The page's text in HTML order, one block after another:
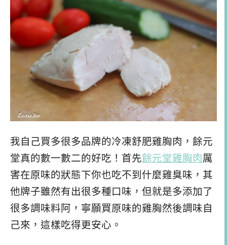
我自己買多很多品牌的冷凍舒肥雞胸肉，餘元
堂真的數一數二的好吃！首先餘元堂雞胸肉 厲
害在原味的狀態下你也吃不到什麼雞臭味，其
他牌子雖然有出很多種口味，但就是多添加了
很多調味料阿，寧願買原味的雞胸然後調味自
己來，這樣吃得更安心。